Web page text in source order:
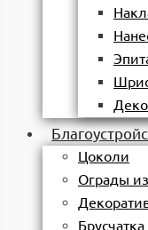
Цоколи
Ограды